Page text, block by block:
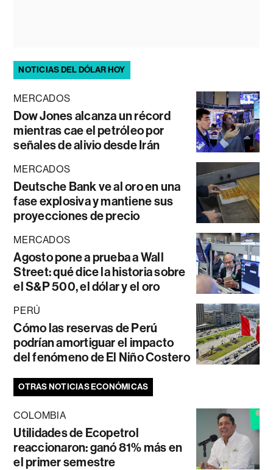
NOTICIAS DEL DÓLAR HOY
MERCADOS
Dow Jones alcanza un récord
mientras cae el petróleo por
señales de alivio desde Irán
MERCADOS
Deutsche Bank ve al oro en una
fase explosiva y mantiene sus
proyecciones de precio
MERCADOS
Agosto pone a prueba a Wall
Street: qué dice la historia sobre
el S&P 500, el dólar y el oro
PERÚ
Cómo las reservas de Perú
podrían amortiguar el impacto
del fenómeno de El Niño Costero
OTRAS NOTICIAS ECONÓMICAS
COLOMBIA
Utilidades de Ecopetrol
reaccionaron: ganó 81% más en
el primer semestre